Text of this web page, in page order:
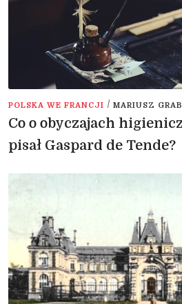
POLSKA WE FRANCJI / MARIUSZ
Co o obyczajach
pisał Gaspard de Tende?